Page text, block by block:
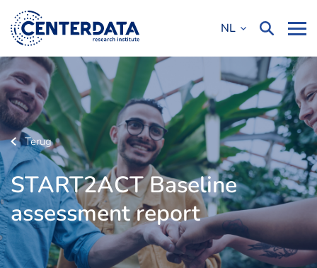
NL
Terug
START2ACT Baseline
assessment report